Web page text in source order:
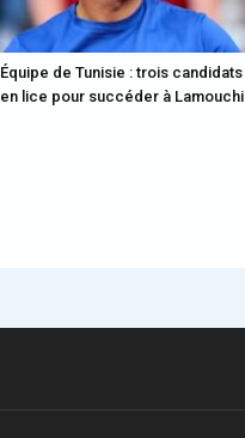
Équipe de Tunisie : trois candidats
en lice pour succéder à Lamouchi